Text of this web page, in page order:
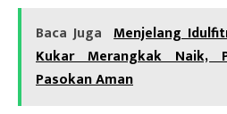
Baca Juga Menjelang
Kukar Merangkak Naik,
Pasokan Aman